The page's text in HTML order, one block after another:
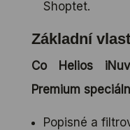
Shoptet.
Základní
Co Helios
Premium
Popisné a